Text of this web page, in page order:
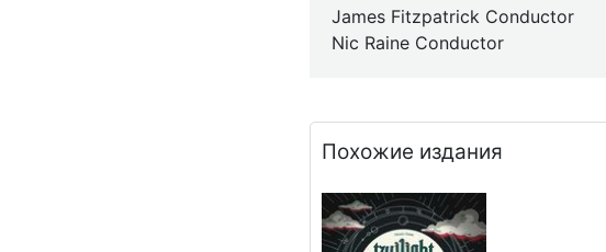
James Fitzpatrick Conductor
Nic Raine Conductor
Похожие издания